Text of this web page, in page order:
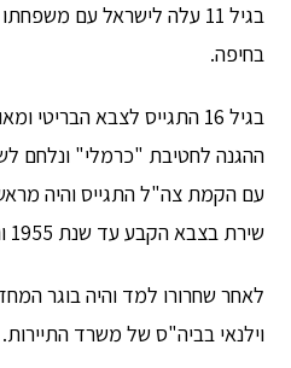
בגיל 11 עלה לישראל עם
בחיפה.
בגיל 16 התגייס לצבא
ההגנה לחטיבת "כרמלי" ונלחם
עם הקמת צה"ל התגייס והיה
שירת בצבא הקבע עד שנת 1955 והשתחרר בדרגת סרן.
לאחר שחרורו למד והיה בוגר
וילנאי בביה"ס של משרד התיירות.